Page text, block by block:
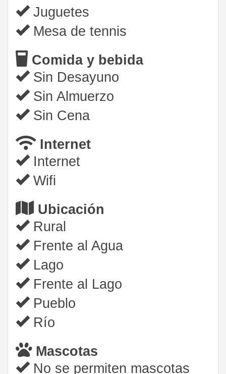
Juguetes
Mesa de tennis
Comida y bebida
Sin Desayuno
Sin Almuerzo
Sin Cena
Internet
Internet
Wifi
Ubicación
Rural
Frente al Agua
Lago
Frente al Lago
Pueblo
Río
Mascotas
No se permiten mascotas